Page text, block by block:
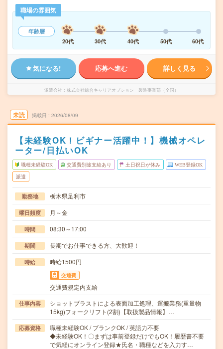
職場の雰囲気
年齢層
20代
30代 40代 50代 60代
気になる! 応募へ進む 詳しく見る
派遣会社 株式会社綜合キャリアオプション 製造事業部（全国）
未読 掲載日 2026/08/09
【未経験OK！ビギナー活躍中！】機械オペレ
ーター/日払いOK
職種未経験OK 交通費別途支給あり 土日祝日が休み WEB登録OK
派遣
勤務地 栃木県足利市
曜日頻度 月～金
時間 08:30～17:00
期間 長期でお仕事できる方、大歓迎！
時給 時給1500円
交通費
交通費規定内支給
仕事内容
ショットブラストによる表面加工処理、運搬業務(重量物
15kg)フォークリフト(2割)【取扱製品情報】…
応募資格
職種未経験OK / ブランクOK / 英語力不要
◆未経験OK！〇まずは事前登録だけでもOK！履歴書不要
で気軽にオンライン登録★氏名・職種などを入力す…